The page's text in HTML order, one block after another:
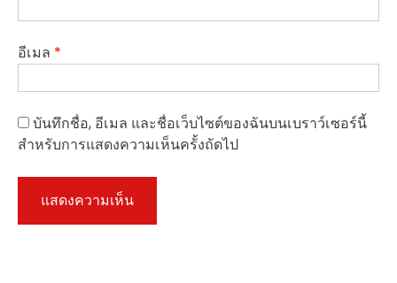
อีเมล *
บันทึกชื่อ, อีเมล และชื่อเว็บไซต์ของฉันบนเบราว์เซอร์นี้
สำหรับการแสดงความเห็นครั้งถัดไป